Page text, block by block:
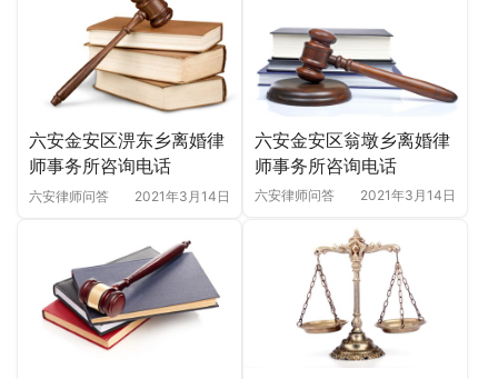
六安金安区淠东乡离婚律
师事务所咨询电话
六安律师问答 2021年3月14日
六安金安区翁墩乡离婚律
师事务所咨询电话
六安律师问答 2021年3月14日